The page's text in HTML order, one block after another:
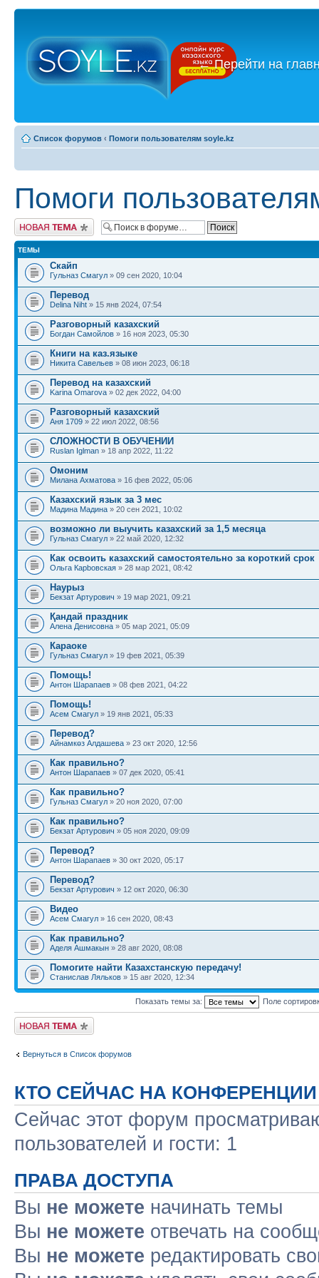
←Перейти на
Список форумов ‹ Помоги пользователям soyle.kz
Помоги
Новая тема
ТЕМЫ
Скайп
Гульназ Смагул » 09 сен 2020, 10:04
Перевод
Delina Niht » 15 янв 2024, 07:54
Разговорный казахский
Богдан Самойлов » 16 ноя 2023, 05:30
Книги на каз.языке
Никита Савельев » 08 июн 2023, 06:18
Перевод на казахский
Karina Omarova » 02 дек 2022, 04:00
Разговорный казахский
Аня 1709 » 22 июл 2022, 08:56
СЛОЖНОСТИ В ОБУЧЕНИИ
Ruslan Iglman » 18 апр 2022, 11:22
Омоним
Милана Ахматова » 16 фев 2022, 05:06
Казахский язык за 3 мес
Мадина Мадина » 20 сен 2021, 10:02
возможно ли выучить казахский за 1,5 месяца
Гульназ Смагул » 22 май 2020, 12:32
Как освоить казахский самостоятельно за короткий срок
Ольга Карbовская » 28 мар 2021, 08:42
Наурыз
Бекзат Артурович » 19 мар 2021, 09:21
Қандай праздник
Алена Денисовна » 05 мар 2021, 05:09
Караоке
Гульназ Смагул » 19 фев 2021, 05:39
Помощь!
Антон Шарапаев » 08 фев 2021, 04:22
Помощь!
Асем Смагул » 19 янв 2021, 05:33
Перевод?
Айнамкөз Алдашева » 23 окт 2020, 12:56
Как правильно?
Антон Шарапаев » 07 дек 2020, 05:41
Как правильно?
Гульназ Смагул » 20 ноя 2020, 07:00
Как правильно?
Бекзат Артурович » 05 ноя 2020, 09:09
Перевод?
Антон Шарапаев » 30 окт 2020, 05:17
Перевод?
Бекзат Артурович » 12 окт 2020, 06:30
Видео
Асем Смагул » 16 сен 2020, 08:43
Как правильно?
Аделя Ашмакын » 28 авг 2020, 08:08
Помогите найти Казахстанскую передачу!
Станислав Ляльков » 15 авг 2020, 12:34
Показать темы за: Поле
Новая тема
Вернуться в Список форумов
КТО СЕЙЧАС НА КОНФЕРЕНЦИИ
Сейчас этот форум
пользователей и гости: 1
ПРАВА ДОСТУПА
Вы не можете начинать темы
Вы не можете отвечать на
Вы не можете редактировать